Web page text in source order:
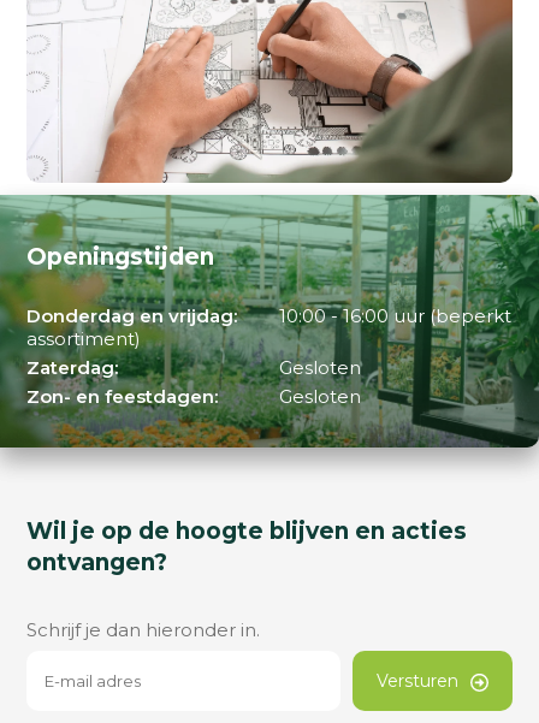
Openingstijden
Donderdag en vrijdag:
10:00 - 16:00 uur (beperkt
assortiment)
Zaterdag:
Gesloten
Zon- en feestdagen:
Gesloten
Wil je op de hoogte blijven en acties
ontvangen?
Schrijf je dan hieronder in.
Versturen